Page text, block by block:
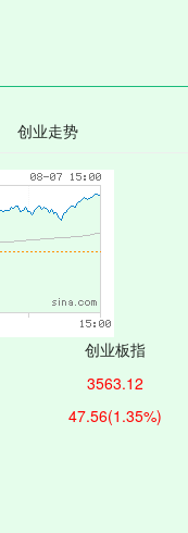
创业走势
创业板指
3563.12
47.56(1.35%)